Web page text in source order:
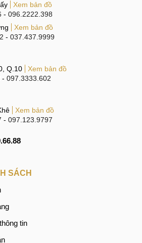
cá nhân. Mỗi phiên bản đều có
phần với tông màu đậm và nhạt tạo
bản màu Bạc nổi bật với dải màu
& Camera 50MP, quay
tỷ màu, 1.5K, 120Hz hiển thị xuất
5 vẫn giữ kích thước 6,59 inch
màu và tần số quét 120Hz, mang lại
thực cùng chuyển động mượt mà.
x 2712 pixel) đảm bảo hình ảnh
có màn hình AMOLED 1.5K,
Xem bản đồ
- 096.2222.398
Xem bản đồ
- 037.437.9999
Q.10
Xem bản đồ
- 097.3333.602
Xem bản đồ
- 097.123.9797
SÁCH
tin